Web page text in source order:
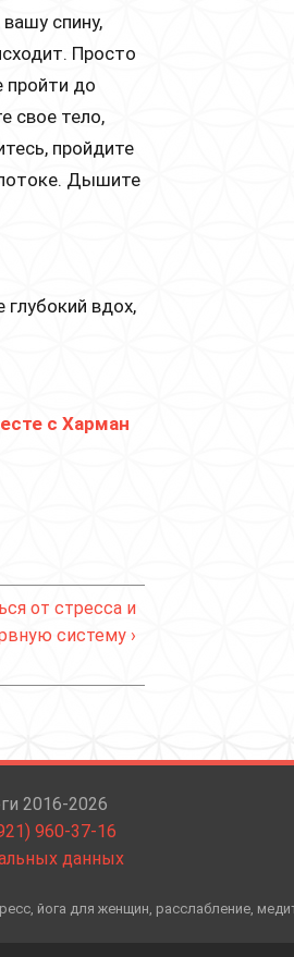
спину,
Просто
пройти до
свое тело,
пройдите
потоке. Дышите
вдох,
с Харман
от стресса и
систему ›
2016-2026
960-37-16
данных
йога для женщин, расслабление,